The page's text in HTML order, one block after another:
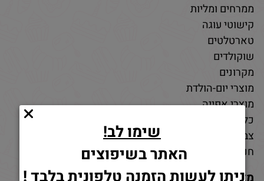
ממרחים ומליות
קישוטי עוגה
טארטלטים
שוקולדים
מקרונים
מוצרי יום-הולדת
מוצרי אפייה
כלי אפייה
צבעי מאכל
חנות חומרי גלם לאפייה
שימו לב!
האתר בשיפוצים